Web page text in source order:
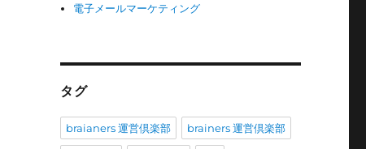
電子メールマーケティング
タグ
braianers 運営倶楽部 brainers 運営倶楽部